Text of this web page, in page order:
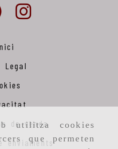
utilitza cookies
que permeten
Legal
de venda
enviaments